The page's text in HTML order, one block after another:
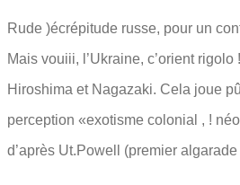
Rude )écrépitude russe, pour un
Mais vouiii, l’Ukraine, c’orient
Hiroshima et Nagazaki. Cela joue
perception «exotisme colonial , !
d’après Ut.Powell (premier